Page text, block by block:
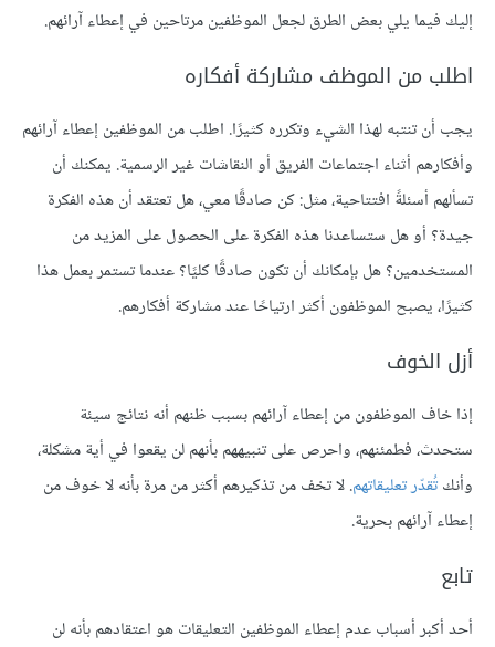
إليك فيما يلي بعض الطرق لجعل الموظفين مرتاحين في إعطاء آرائهم.
اطلب من الموظف مشاركة أفكاره
يجب أن تنتبه لهذا الشيء وتكرره كثيرًا. اطلب من الموظفين إعطاء آرائهم
وأفكارهم أثناء اجتماعات الفريق أو النقاشات غير الرسمية. يمكنك أن
تسألهم أسئلةً افتتاحية، مثل: كن صادقًا معي، هل تعتقد أن هذه الفكرة
جيدة؟ أو هل ستساعدنا هذه الفكرة على الحصول على المزيد من
المستخدمين؟ هل بإمكانك أن تكون صادقًا كليًا؟ عندما تستمر بعمل هذا
كثيرًا، يصبح الموظفون أكثر ارتياحًا عند مشاركة أفكارهم.
أزل الخوف
إذا خاف الموظفون من إعطاء آرائهم بسبب ظنهم أنه نتائج سيئة
ستحدث، فطمئنهم، واحرص على تنبيههم بأنهم لن يقعوا في أية مشكلة،
وأنكتُقدّر تعليقاتهم. لا تخف من تذكيرهم أكثر من مرة بأنه لا خوف من
إعطاء آرائهم بحرية.
تابع
أحد أكبر أسباب عدم إعطاء الموظفين التعليقات هو اعتقادهم بأنه لن